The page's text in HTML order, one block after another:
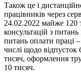
Також це і
працівників через
24.02.2022 майже 120
консультацій з
питань оплати праці
числі щодо відпусток
тисяч, оформлення
10 тисяч.